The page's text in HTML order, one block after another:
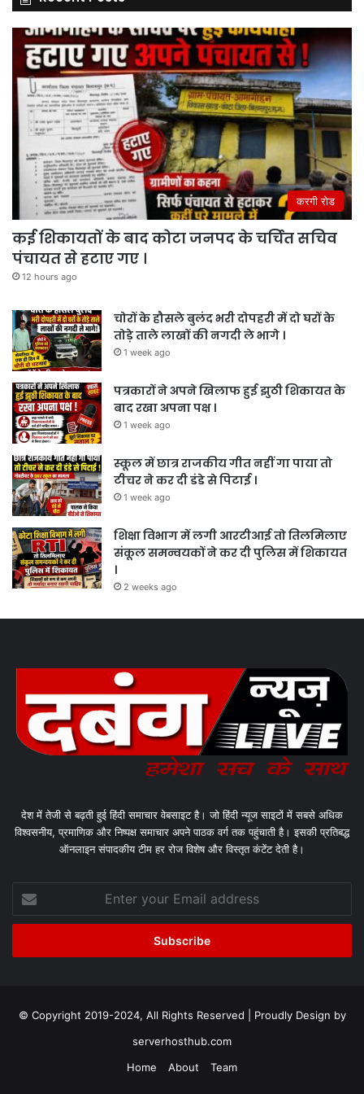
करगी रोड
कई शिकायतों के बाद कोटा जनपद के चर्चित सचिव
पंचायत से हटाए गए ।
12 hours ago
चोरों के हौसले बुलंद भरी दोपहरी में दो घरों के
तोड़े ताले लाखों की नगदी ले भागे ।
1 week ago
पत्रकारों ने अपने खिलाफ हुई झुठी शिकायत के
बाद रखा अपना पक्ष ।
1 week ago
स्कूल में छात्र राजकीय गीत नहीं गा पाया तो
टीचर ने कर दी डंडे से पिटाई ।
1 week ago
शिक्षा विभाग में लगी आरटीआई तो तिलमिलाए
संकूल समन्वयकों ने कर दी पुलिस में शिकायत
।
2 weeks ago
देश में तेजी से बढ़ती हुई हिंदी समाचार वेबसाइट है। जो हिंदी न्यूज साइटों में सबसे अधिक
विश्वसनीय, प्रमाणिक और निष्पक्ष समाचार अपने पाठक वर्ग तक पहुंचाती है। इसकी प्रतिबद्ध
ऑनलाइन संपादकीय टीम हर रोज विशेष और विस्तृत कंटेंट देती है।
your
Email
© Copyright 2019-2024, All Rights Reserved | Proudly Design by
serverhosthub.com
Home
About Team